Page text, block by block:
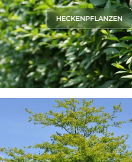
HECKENPFLANZEN